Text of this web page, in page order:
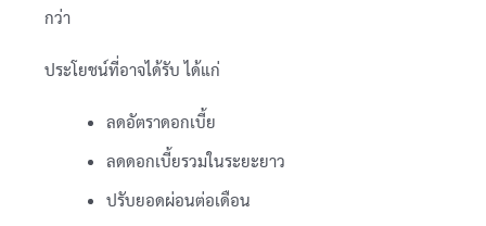
กว่า
ประโยชน์ที่อาจได้รับ ได้แก่
ลดอัตราดอกเบี้ย
ลดดอกเบี้ยรวมในระยะยาว
ปรับยอดผ่อนต่อเดือน